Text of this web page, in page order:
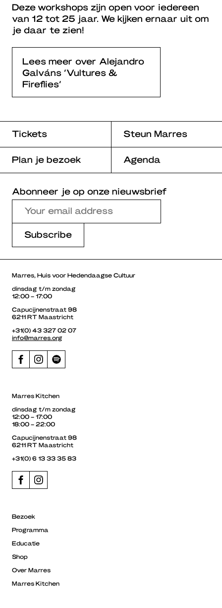
Deze workshops zijn open voor iedereen
van 12 tot 25 jaar. We kijken ernaar uit om
je daar te zien!
Lees meer over Alejandro
Galváns ‘Vultures &
Fireflies’
Tickets Steun Marres
Plan je bezoek Agenda
Abonneer je op onze nieuwsbrief
Marres, Huis voor Hedendaagse Cultuur
dinsdag t/m zondag
12:00 – 17:00
Capucijnenstraat 98
6211 RT Maastricht
+31(0) 43 327 02 07
info@marres.org
Marres Kitchen
dinsdag t/m zondag
12:00 – 17:00
18:00 – 22:00
Capucijnenstraat 98
6211 RT Maastricht
+31(0) 6 13 33 35 83
Bezoek
Programma
Educatie
Shop
Over Marres
Marres Kitchen